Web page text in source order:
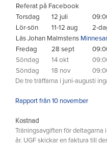
Referat på Facebook
Torsdag
12 juli
Lör-sön
11-12 aug 2-
Läs Johan Malmstens
Fredag
28 sept
Söndag
14 okt
Söndag
18 nov
De tre träffarna i juni-augusti
Rapport från 10 november
Kostnad
Träningsavgiften för deltagarna
år. UGF skickar en faktura till